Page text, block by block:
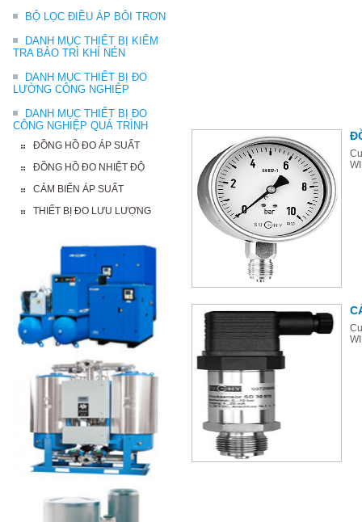
BỘ LỌC ĐIỀU ÁP BÔI TRƠN
DANH MỤC THIẾT BỊ KIỂM
TRA BẢO TRÌ KHÍ NÉN
DANH MỤC THIẾT BỊ ĐO
LƯỜNG CÔNG NGHIỆP
DANH MỤC THIẾT BỊ ĐO
CÔNG NGHIỆP QUÁ TRÌNH
ĐỒNG HỒ ĐO ÁP SUẤT
ĐỒNG HỒ ĐO NHIỆT ĐỘ
CẢM BIẾN ÁP SUẤT
THIẾT BỊ ĐO LƯU LƯỢNG